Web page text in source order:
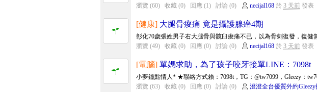
瀏覽 (60)
收藏 (0) 回應 (1) 討論 (0) necijal168於 3 天前發表
[健康] 大腿骨痠痛 竟是攝護腺癌4期
彰化70歲張姓男子右大腿骨與髖臼痠痛不已，以為骨刺復發，復健
瀏覽 (49)
收藏 (0) 回應 (0) 討論 (0) necijal168於 3 天前發表
[電腦] 單媽求助，為了孩子咬牙接單LINE：7098t
小夢鐘點情人* ★聯絡方式賴：7098t，TG：@tw7099，Gleezy：
瀏覽 (63)
收藏 (0) 回應 (0) 討論 (0) 澄澄全台優質外約